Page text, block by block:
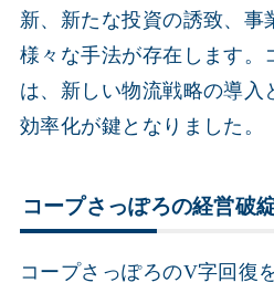
新、新たな投資の誘致、事
様々な手法が存在します。
は、新しい物流戦略の導入
効率化が鍵となりました。
コープさっぽろの経営破
コープさっぽろのV字回復